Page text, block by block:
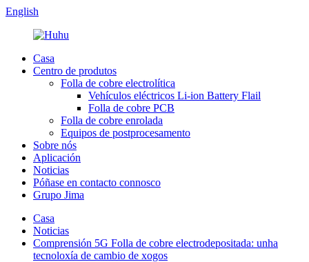
English
Casa
Centro de produtos
Folla de cobre electrolítica
Vehículos eléctricos Li-ion Battery Flail
Folla de cobre PCB
Folla de cobre enrolada
Equipos de postprocesamento
Sobre nós
Aplicación
Noticias
Póñase en contacto connosco
Grupo Jima
Casa
Noticias
Comprensión 5G Folla de cobre electrodepositada: unha
tecnoloxía de cambio de xogos